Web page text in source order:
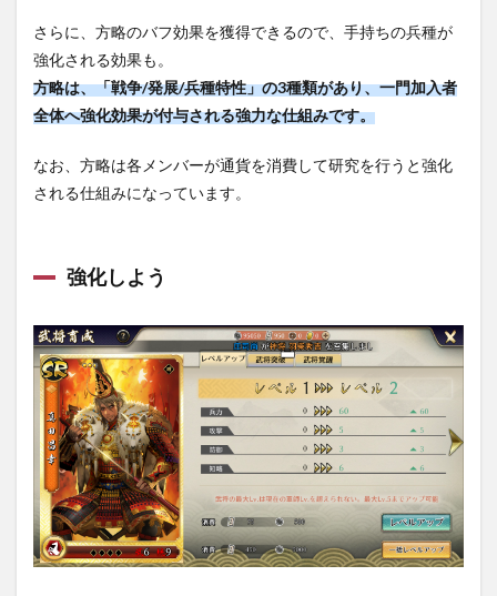
さらに、方略のバフ効果を獲得できるので、手持ちの兵種が
強化される効果も。
方略は、「戦争/発展/兵種特性」の3種類があり、一門加入者
全体へ強化効果が付与される強力な仕組みです。
なお、方略は各メンバーが通貨を消費して研究を行うと強化
される仕組みになっています。
強化しよう